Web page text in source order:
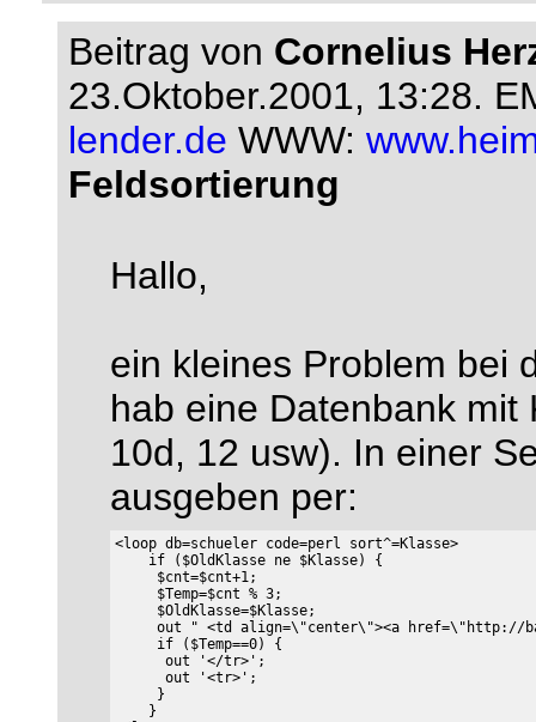
Beitrag von Cornelius
23.Oktober.2001, 13:28.
lender.de WWW:
Feldsortierung
Hallo,
ein kleines Problem bei
hab eine Datenbank
10d, 12 usw). In einer
ausgeben per:
<loop db=schueler code=perl sort^=Klasse>
if ($OldKlasse ne $Klasse) {
$cnt=$cnt+1;
$Temp=$cnt % 3;
$OldKlasse=$Klasse;
out " <td align=\"center\"><a href=\"http://
if ($Temp==0) {
out '</tr>';
out '<tr>';
}
}